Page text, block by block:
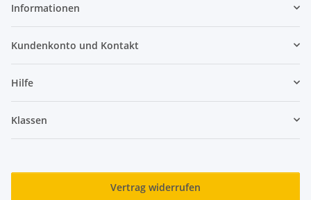
Informationen
Kundenkonto und Kontakt
Hilfe
Klassen
Vertrag widerrufen